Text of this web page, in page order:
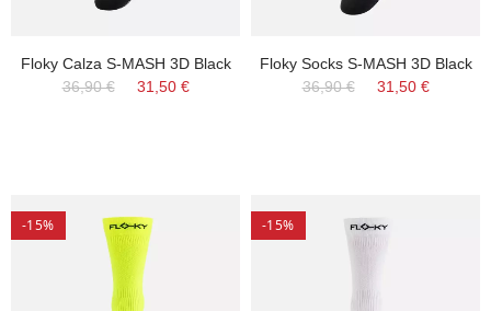
Floky Calza S-MASH 3D Black
36,90 €
31,50 €
Floky Socks S-MASH 3D Black
36,90 €
31,50 €
-15% -15%